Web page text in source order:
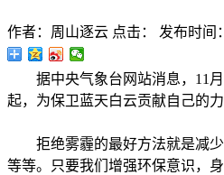
作者：周山逐云 点击： 发布时间
据中央气象台网站消息，11月
起，为保卫蓝天白云贡献自己的
拒绝雾霾的最好方法就是减少
等等。只要我们增强环保意识，